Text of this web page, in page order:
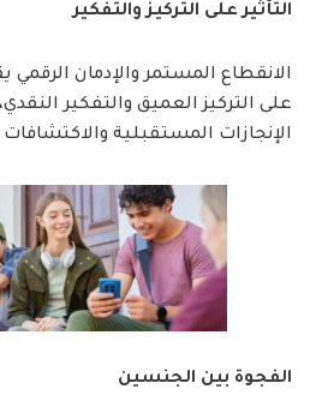
التأثير على التركيز والتفكير
الانقطاع المستمر والإدمان الرقمي
على التركيز العميق والتفكير
الإنجازات المستقبلية
الفجوة بين الجنسين